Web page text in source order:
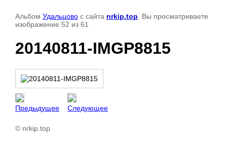
Альбом Удальцово с сайта nrkip.top . Вы просматриваете
изображение 52 из 61
20140811-IMGP8815
Предыдущее Следующее
© nrkip.top